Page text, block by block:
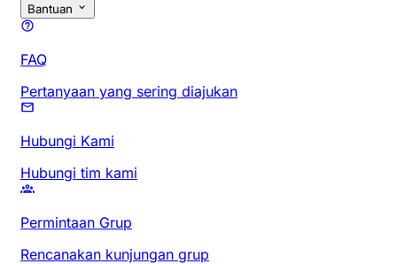
Bantuan
FAQ
Pertanyaan yang sering diajukan
Hubungi Kami
Hubungi tim kami
Permintaan Grup
Rencanakan kunjungan grup